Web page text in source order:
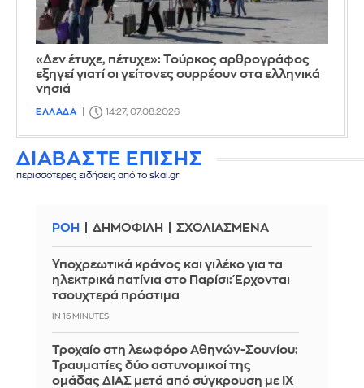
«Δεν έτυχε, πέτυχε»: Τούρκος αρθρογράφος
εξηγεί γιατί οι γείτονες συρρέουν στα ελληνικά
νησιά
ΕΛΛΑΔΑ 14:27, 07.08.2026
ΔΙΑΒΑΣΤΕ ΕΠΙΣΗΣ
περισσότερες ειδήσεις από το skai.gr
ΡΟΗ ΔΗΜΟΦΙΛΗ ΣΧΟΛΙΑΣΜΕΝΑ
Υποχρεωτικά κράνος και γιλέκο για τα
ηλεκτρικά πατίνια στο Παρίσι: Έρχονται
τσουχτερά πρόστιμα
IN 15 MINUTES
Τροχαίο στη λεωφόρο Αθηνών-Σουνίου:
Τραυματίες δύο αστυνομικοί της
ομάδας ΔΙΑΣ μετά από σύγκρουση με ΙΧ